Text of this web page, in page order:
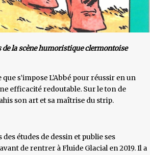
de la scène humoristique clermontoise
s’impose L’Abbé pour réussir en un
efficacité redoutable. Sur le ton de
son art et sa maîtrise du strip.
études de dessin et publie ses
de rentrer à Fluide Glacial en 2019. Il a